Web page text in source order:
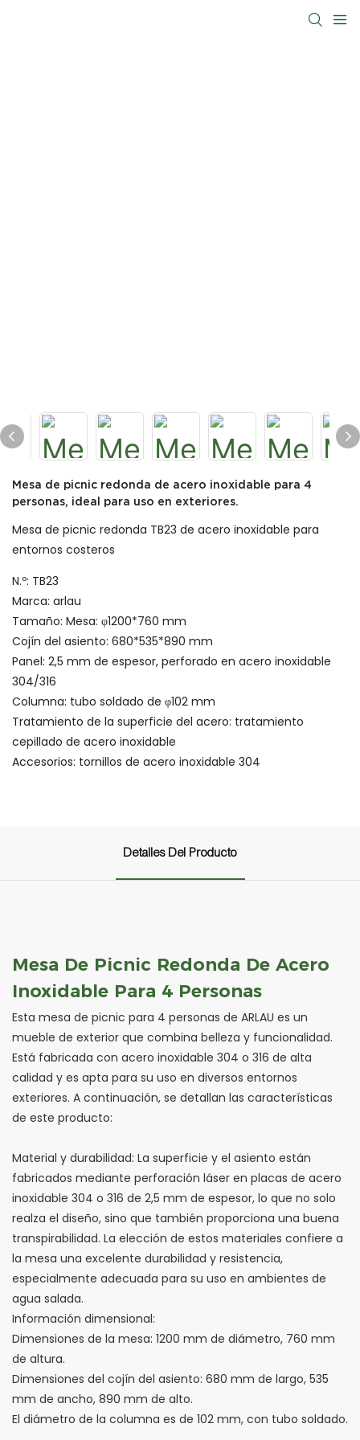
Mesa de picnic redonda de acero inoxidable para 4
personas, ideal para uso en exteriores.
Mesa de picnic redonda TB23 de acero inoxidable para
entornos costeros
N.º: TB23
Marca: arlau
Tamaño: Mesa: φ1200*760 mm
Cojín del asiento: 680*535*890 mm
Panel: 2,5 mm de espesor, perforado en acero inoxidable
304/316
Columna: tubo soldado de φ102 mm
Tratamiento de la superficie del acero: tratamiento
cepillado de acero inoxidable
Accesorios: tornillos de acero inoxidable 304
Detalles Del Producto
Mesa De Picnic Redonda De Acero
Inoxidable Para 4 Personas
Esta mesa de picnic para 4 personas de ARLAU es un
mueble de exterior que combina belleza y funcionalidad.
Está fabricada con acero inoxidable 304 o 316 de alta
calidad y es apta para su uso en diversos entornos
exteriores. A continuación, se detallan las características
de este producto:
Material y durabilidad: La superficie y el asiento están
fabricados mediante perforación láser en placas de acero
inoxidable 304 o 316 de 2,5 mm de espesor, lo que no solo
realza el diseño, sino que también proporciona una buena
transpirabilidad. La elección de estos materiales confiere a
la mesa una excelente durabilidad y resistencia,
especialmente adecuada para su uso en ambientes de
agua salada.
Información dimensional:
Dimensiones de la mesa: 1200 mm de diámetro, 760 mm
de altura.
Dimensiones del cojín del asiento: 680 mm de largo, 535
mm de ancho, 890 mm de alto.
El diámetro de la columna es de 102 mm, con tubo soldado.